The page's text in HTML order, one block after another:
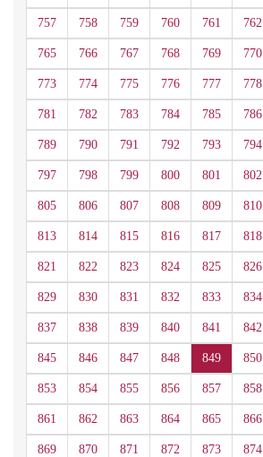
757 758 759 760 761 762
765 766 767 768 769 770
773 774 775 776 777 778
781 782 783 784 785 786
789 790 791 792 793 794
797 798 799 800 801 802
805 806 807 808 809 810
813 814 815 816 817 818
821 822 823 824 825 826
829 830 831 832 833 834
837 838 839 840 841 842
845 846 847 848 849 850
853 854 855 856 857 858
861 862 863 864 865 866
869 870 871 872 873 874